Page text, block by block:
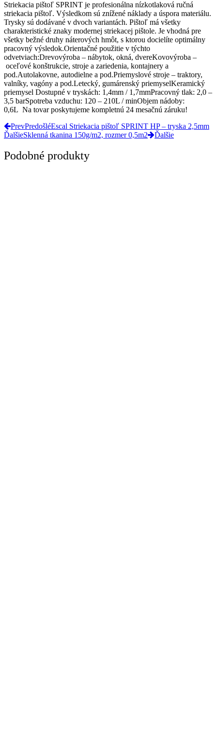
Striekacia pištoľ SPRINT je profesionálna nízkotlaková ručná
striekacia pištoľ. Výsledkom sú znížené náklady a úspora materiálu.
Trysky sú dodávané v dvoch variantách. Pištoľ má všetky
charakteristické znaky modernej striekacej pištole. Je vhodná pre
všetky bežné druhy náterových hmôt, s ktorou docielíte optimálny
pracovný výsledok.Orientačné použitie v týchto
odvetviach:Drevovýroba – nábytok, okná, dvereKovovýroba –
oceľové konštrukcie, stroje a zariedenia, kontajnery a
pod.Autolakovne, autodielne a pod.Priemyslové stroje – traktory,
valníky, vagóny a pod.Letecký, gumárenský priemyselKeramický
priemysel Dostupné v tryskách: 1,4mm / 1,7mmPracovný tlak: 2,0 –
3,5 barSpotreba vzduchu: 120 – 210L / minObjem nádoby:
0,6L Na tovar poskytujeme kompletnú 24 mesačnú záruku!
PrevPredošléEscal Striekacia pištoľ SPRINT HP – tryska 2,5mm
ĎalšieSklenná tkanina 150g/m2, rozmer 0,5m2 Ďalšie
Podobné produkty